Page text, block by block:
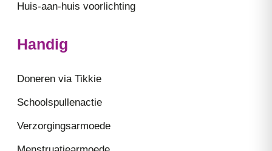
Huis-aan-huis voorlichting
Handig
Doneren via Tikkie
Schoolspullenactie
Verzorgingsarmoede